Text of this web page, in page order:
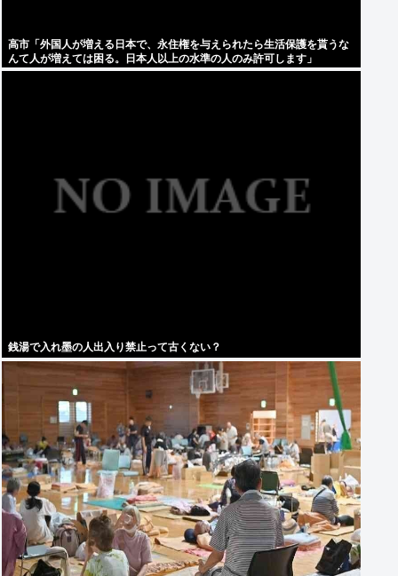
高市「外国人が増える日本で、永住権を与えられたら生活保護を貰うな
んて人が増えては困る。日本人以上の水準の人のみ許可します」
銭湯で入れ墨の人出入り禁止って古くない？